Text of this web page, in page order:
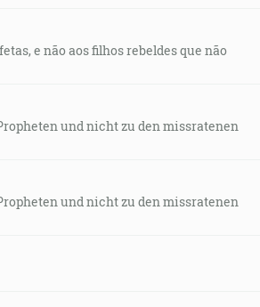
e não aos filhos rebeldes que não
und nicht zu den missratenen
und nicht zu den missratenen